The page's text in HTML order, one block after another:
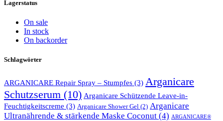
Lagerstatus
On sale
In stock
On backorder
Schlagwörter
ARGANICARE Repair Spray – Stumpfes (3) Arganicare
Schutzserum (10) Arganicare Schützende Leave-in-
Feuchtigkeitscreme (3) Arganicare Shower Gel (2) Arganicare
Ultranährende & stärkende Maske Coconut (4) ARGANICARE®